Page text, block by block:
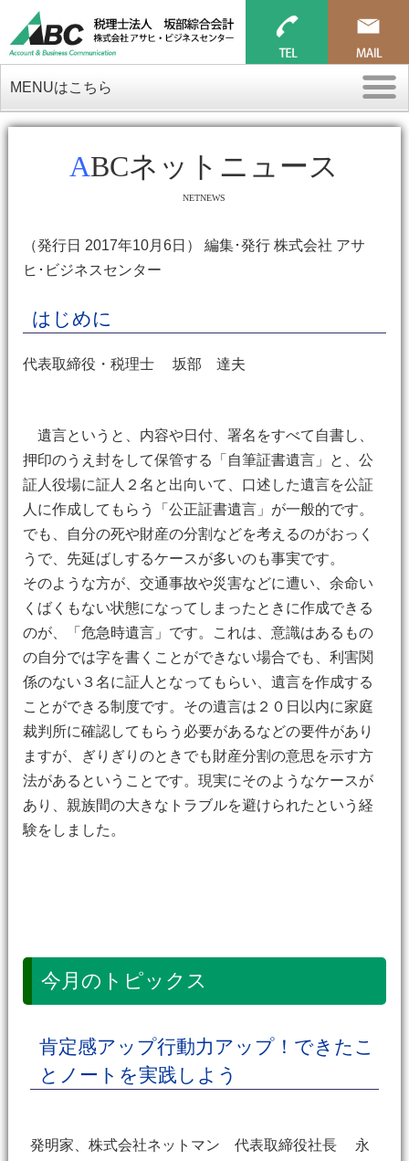
MENUはこちら
ABCネットニュース
NETNEWS
（発行日 2017年10月6日） 編集･発行 株式会社 アサ
ヒ･ビジネスセンター
はじめに
代表取締役・税理士 坂部 達夫
遺言というと、内容や日付、署名をすべて自書し、
押印のうえ封をして保管する「自筆証書遺言」と、公
証人役場に証人２名と出向いて、口述した遺言を公証
人に作成してもらう「公正証書遺言」が一般的です。
でも、自分の死や財産の分割などを考えるのがおっく
うで、先延ばしするケースが多いのも事実です。
そのような方が、交通事故や災害などに遭い、余命い
くばくもない状態になってしまったときに作成できる
のが、「危急時遺言」です。これは、意識はあるもの
の自分では字を書くことができない場合でも、利害関
係のない３名に証人となってもらい、遺言を作成する
ことができる制度です。その遺言は２０日以内に家庭
裁判所に確認してもらう必要があるなどの要件があり
ますが、ぎりぎりのときでも財産分割の意思を示す方
法があるということです。現実にそのようなケースが
あり、親族間の大きなトラブルを避けられたという経
験をしました。
今月のトピックス
肯定感アップ行動力アップ！できたこ
とノートを実践しよう
発明家、株式会社ネットマン 代表取締役社長 永